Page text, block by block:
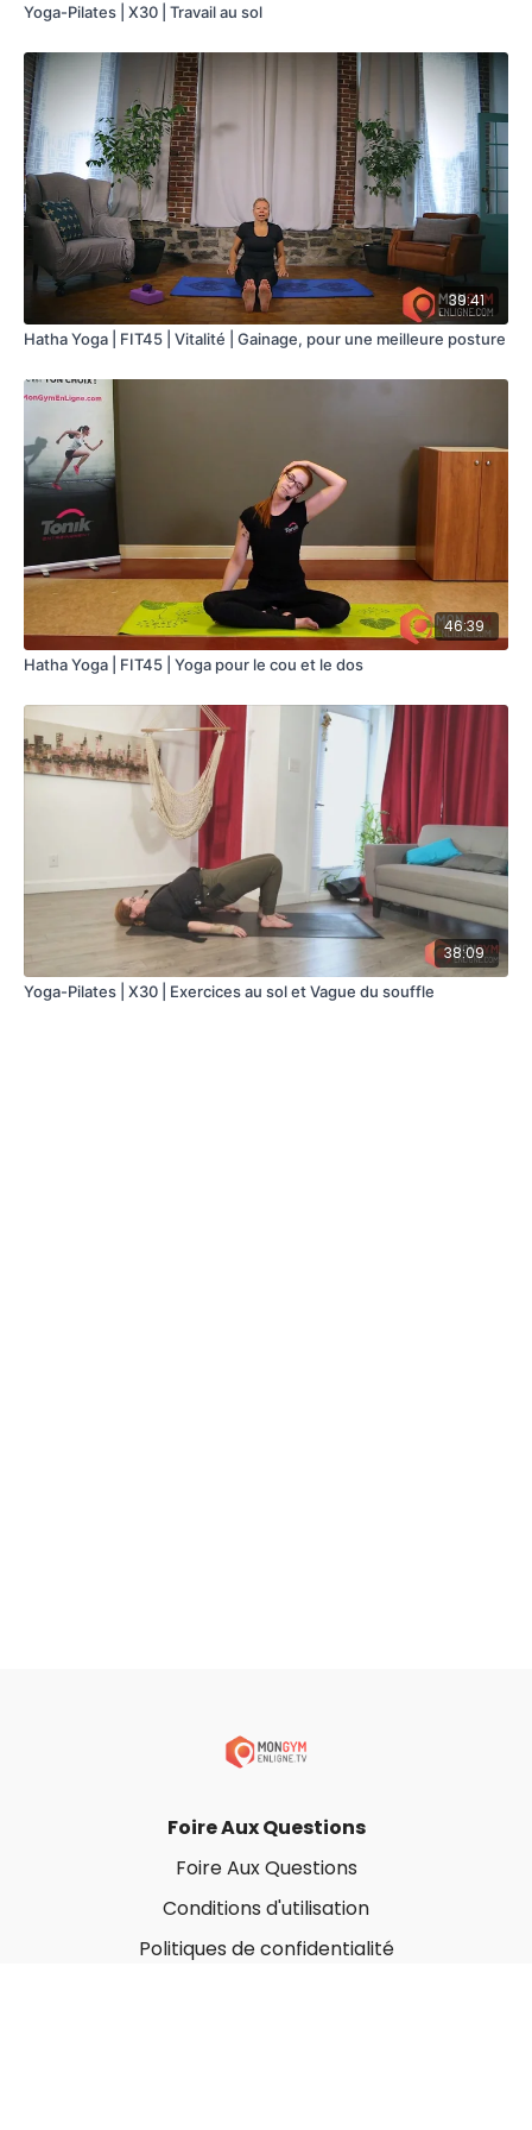
Yoga-Pilates | X30 | Travail au sol
39:41
Hatha Yoga | FIT45 | Vitalité | Gainage, pour une meilleure posture
46:39
Hatha Yoga | FIT45 | Yoga pour le cou et le dos
38:09
Yoga-Pilates | X30 | Exercices au sol et Vague du souffle
Foire Aux Questions
Foire Aux Questions
Conditions d'utilisation
Politiques de confidentialité